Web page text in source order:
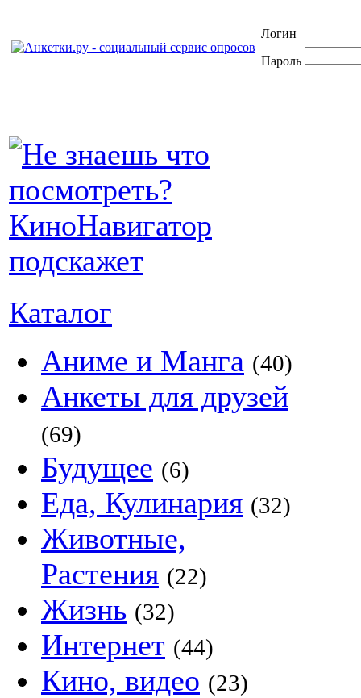
Логин
Пароль
Каталог
Аниме и Манга (40)
Анкеты для друзей
(69)
Будущее (6)
Еда, Кулинария (32)
Животные,
Растения (22)
Жизнь (32)
Интернет (44)
Кино, видео (23)